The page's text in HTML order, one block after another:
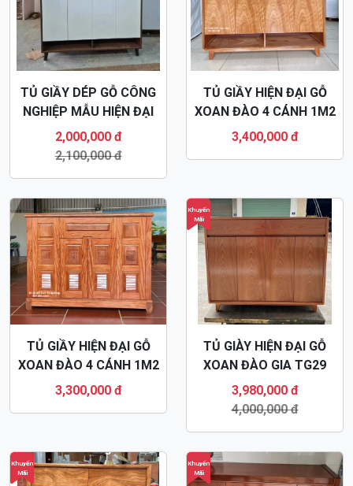
TỦ GIẦY DÉP GỖ CÔNG
NGHIỆP MẪU HIỆN ĐẠI
TG33
2,000,000 đ
2,100,000 đ
TỦ GIẦY HIỆN ĐẠI GỖ
XOAN ĐÀO 4 CÁNH 1M2
TG24
3,400,000 đ
TỦ GIẦY HIỆN ĐẠI GỖ
XOAN ĐÀO 4 CÁNH 1M2
TG22
3,300,000 đ
Khuyến
Mãi
TỦ GIÀY HIỆN ĐẠI GỖ
XOAN ĐÀO GIA TG29
3,980,000 đ
4,000,000 đ
Khuyến
Mãi
Khuyến
Mãi